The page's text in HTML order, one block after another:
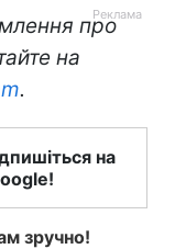
про
на
.
на
зручно!